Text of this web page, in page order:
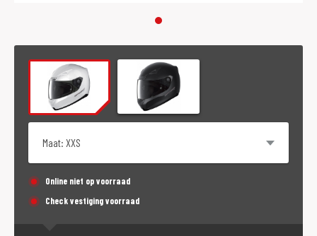
Online niet op voorraad
Check vestiging voorraad